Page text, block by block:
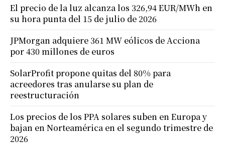
El precio de la luz alcanza los 326,94 EUR/MWh en
su hora punta del 15 de julio de 2026
JPMorgan adquiere 361 MW eólicos de Acciona
por 430 millones de euros
SolarProfit propone quitas del 80% para
acreedores tras anularse su plan de
reestructuración
Los precios de los PPA solares suben en Europa y
bajan en Norteamérica en el segundo trimestre de
2026